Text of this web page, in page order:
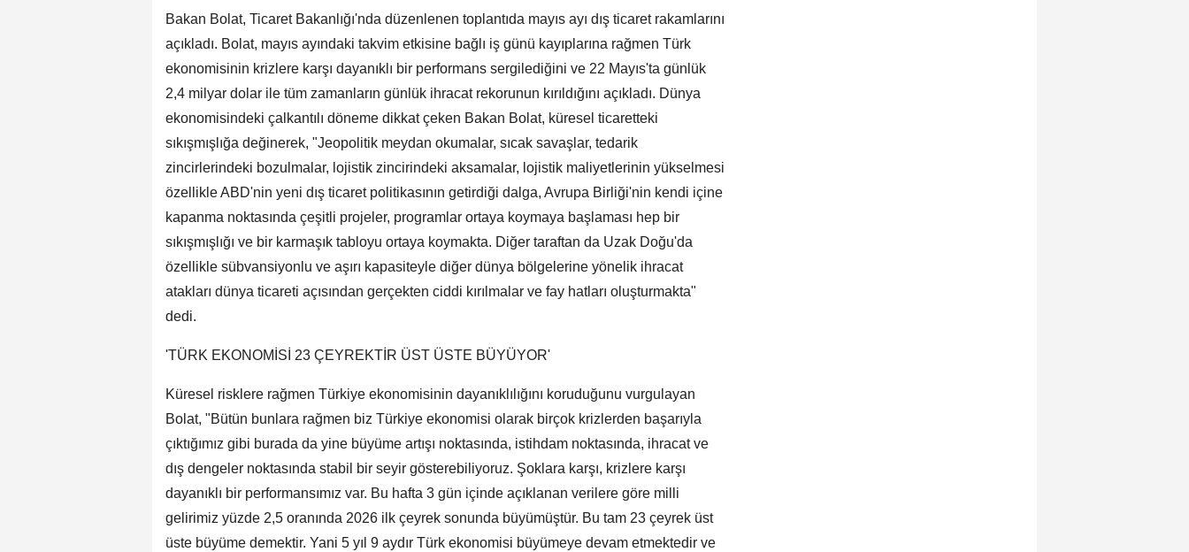
Bakan Bolat, Ticaret Bakanlığı'nda düzenlenen toplantıda mayıs ayı dış ticaret rakamlarını
açıkladı. Bolat, mayıs ayındaki takvim etkisine bağlı iş günü kayıplarına rağmen Türk
ekonomisinin krizlere karşı dayanıklı bir performans sergilediğini ve 22 Mayıs'ta günlük
2,4 milyar dolar ile tüm zamanların günlük ihracat rekorunun kırıldığını açıkladı. Dünya
ekonomisindeki çalkantılı döneme dikkat çeken Bakan Bolat, küresel ticaretteki
sıkışmışlığa değinerek, "Jeopolitik meydan okumalar, sıcak savaşlar, tedarik
zincirlerindeki bozulmalar, lojistik zincirindeki aksamalar, lojistik maliyetlerinin yükselmesi
özellikle ABD'nin yeni dış ticaret politikasının getirdiği dalga, Avrupa Birliği'nin kendi içine
kapanma noktasında çeşitli projeler, programlar ortaya koymaya başlaması hep bir
sıkışmışlığı ve bir karmaşık tabloyu ortaya koymakta. Diğer taraftan da Uzak Doğu'da
özellikle sübvansiyonlu ve aşırı kapasiteyle diğer dünya bölgelerine yönelik ihracat
atakları dünya ticareti açısından gerçekten ciddi kırılmalar ve fay hatları oluşturmakta"
dedi.
'TÜRK EKONOMİSİ 23 ÇEYREKTİR ÜST ÜSTE BÜYÜYOR'
Küresel risklere rağmen Türkiye ekonomisinin dayanıklılığını koruduğunu vurgulayan
Bolat, "Bütün bunlara rağmen biz Türkiye ekonomisi olarak birçok krizlerden başarıyla
çıktığımız gibi burada da yine büyüme artışı noktasında, istihdam noktasında, ihracat ve
dış dengeler noktasında stabil bir seyir gösterebiliyoruz. Şoklara karşı, krizlere karşı
dayanıklı bir performansımız var. Bu hafta 3 gün içinde açıklanan verilere göre milli
gelirimiz yüzde 2,5 oranında 2026 ilk çeyrek sonunda büyümüştür. Bu tam 23 çeyrek üst
üste büyüme demektir. Yani 5 yıl 9 aydır Türk ekonomisi büyümeye devam etmektedir ve